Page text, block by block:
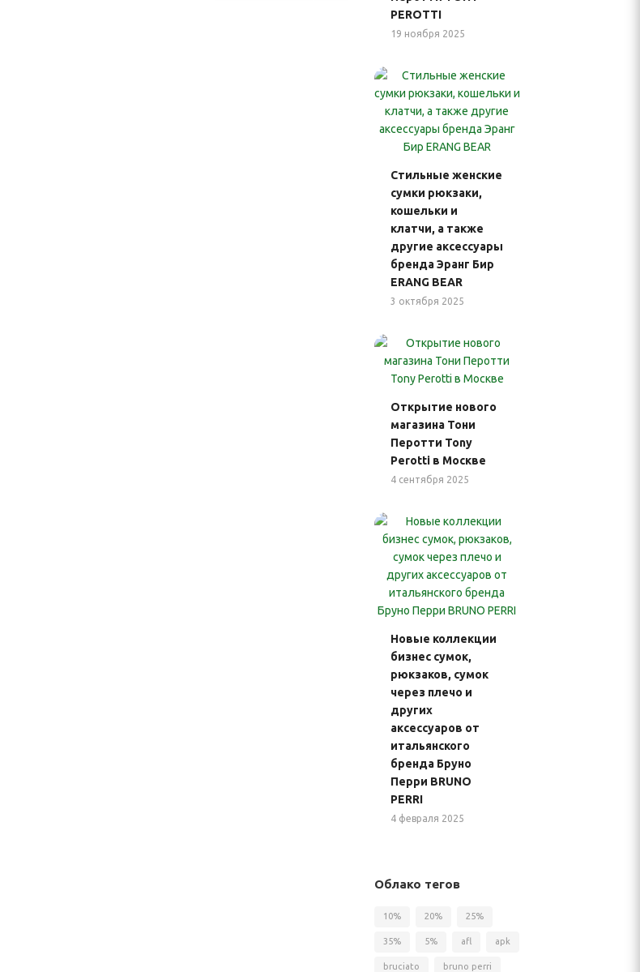
PEROTTI
19 ноября 2025
Стильные женские
сумки рюкзаки,
кошельки и
клатчи, а также
другие аксессуары
бренда Эранг Бир
ERANG BEAR
3 октября 2025
Открытие нового
магазина Тони
Перотти Tony
Perotti в Москве
4 сентября 2025
Новые коллекции
бизнес сумок,
рюкзаков, сумок
через плечо и
других
аксессуаров от
итальянского
бренда Бруно
Перри BRUNO
PERRI
4 февраля 2025
Облако тегов
10% 20% 25%
35% 5% afl apk
bruciato bruno perri